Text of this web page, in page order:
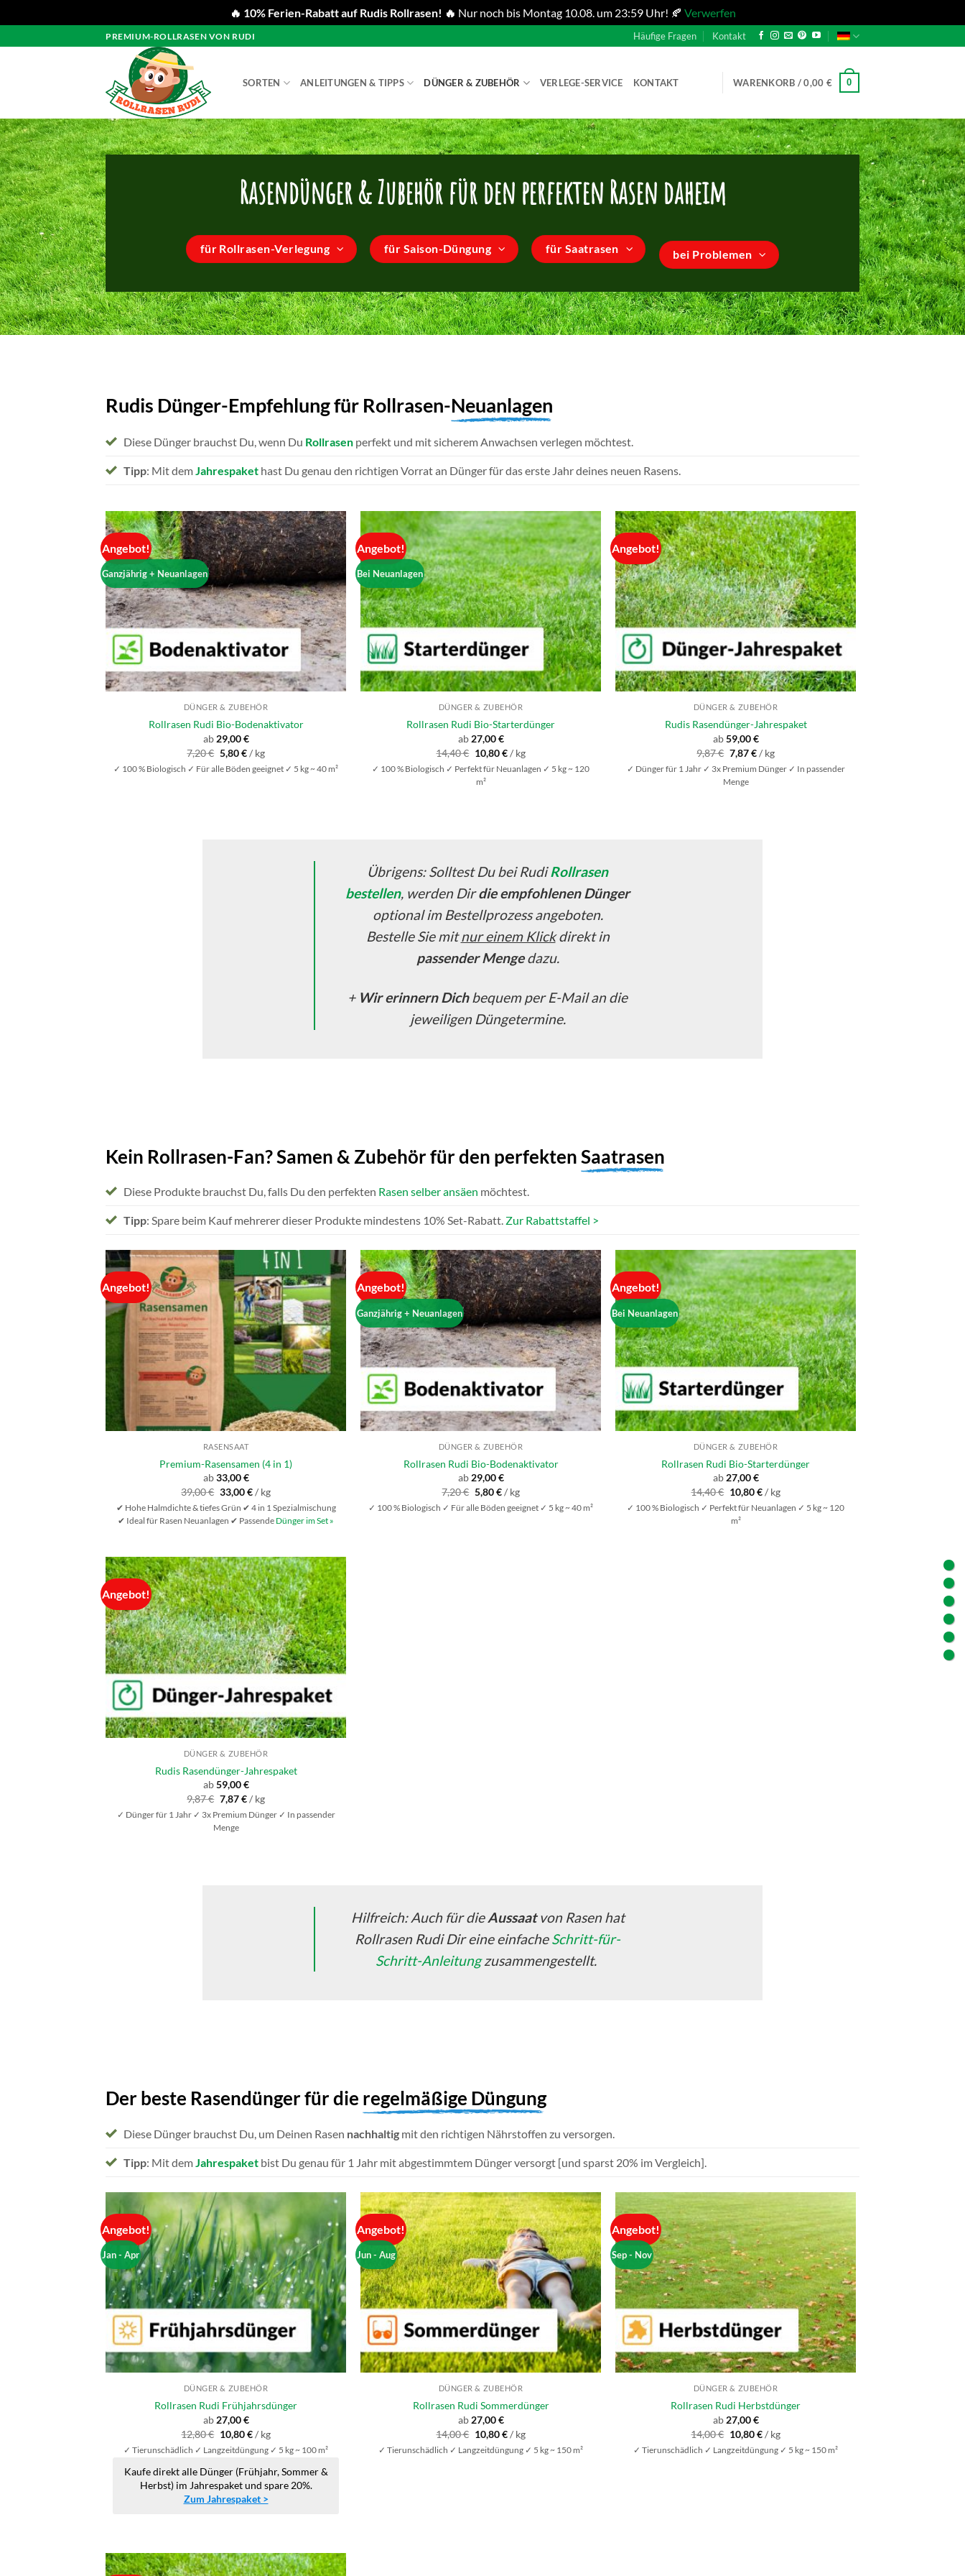
🔥 10% Ferien-Rabatt auf Rudis Rollrasen! 🔥 Nur noch bis Montag 10.08. um 23:59 Uhr! 🍂 Verwerfen
Inhalt
PREMIUM-ROLLRASEN VON RUDI Häufige Fragen Kontakt
SORTEN ANLEITUNGEN & TIPPS DÜNGER & ZUBEHÖR VERLEGE-SERVICE KONTAKT WARENKORB /0,00 € 0
Rasendünger & Zubehör für den perfekten Rasen daheim
für Rollrasen-Verlegung für Saison-Düngung für Saatrasen bei Problemen
Rudis Dünger-Empfehlung für Rollrasen-Neuanlagen
Diese Dünger brauchst Du, wenn Du Rollrasen perfekt und mit sicherem Anwachsen verlegen möchtest.
Tipp: Mit demJahrespaket hast Du genau den richtigen Vorrat an Dünger für das erste Jahr deines neuen Rasens.
Angebot!
Ganzjährig + Neuanlagen
DÜNGER & ZUBEHÖR
Rollrasen Rudi Bio-Bodenaktivator
ab 29,00€
7,20€ Ursprünglicher
Preis
war:
5,80€Aktueller
Preis
ist:
/ kg
✓ 100 % Biologisch ✓ Für alle Böden geeignet ✓ 5 kg ~ 40 m²
Angebot!
Bei Neuanlagen
DÜNGER & ZUBEHÖR
Rollrasen Rudi Bio-Starterdünger
ab 27,00€
14,40€ Ursprünglicher
Preis
war:
14,40 €
10,80€Aktueller
Preis
ist:
/ kg
✓ 100 % Biologisch ✓ Perfekt für Neuanlagen ✓ 5 kg ~ 120
m²
Angebot!
DÜNGER & ZUBEHÖR
Rudis Rasendünger-Jahrespaket
ab59,00€
9,87€ Ursprünglicher
Preis
war:
9,87 €
7,87€Aktueller
Preis
ist:
/ kg
✓ Dünger für 1 Jahr ✓ 3x Premium Dünger ✓ In passender
Menge
Übrigens: Solltest Du bei RudiRollrasen
bestellen, werden Dirdie empfohlenen Dünger
optional im Bestellprozess angeboten.
Bestelle Sie mitnur einem Klickdirekt in
passender Mengedazu.
+ Wir erinnern Dichbequem per E-Mail an die
jeweiligen Düngetermine.
Kein Rollrasen-Fan? Samen & Zubehör für den perfekten Saatrasen
Diese Produkte brauchst Du, falls Du den perfekten Rasen selber ansäen möchtest.
Tipp: Spare beim Kauf mehrerer dieser Produkte mindestens 10% Set-Rabatt. Zur Rabattstaffel >
Angebot!
RASENSAAT
Premium-Rasensamen (4 in 1)
ab33,00€
39,00€ Ursprünglicher
Preis
war:
39,00 €
33,00€Aktueller
Preis
ist:
33,00 €.
/ kg
✔ Hohe Halmdichte & tiefes Grün ✔ 4 in 1 Spezialmischung
✔ Ideal für Rasen Neuanlagen ✔ Passende Dünger im Set »
Angebot!
Ganzjährig + Neuanlagen
DÜNGER & ZUBEHÖR
Rollrasen Rudi Bio-Bodenaktivator
ab 29,00€
7,20€ Ursprünglicher
Preis
war:
5,80€Aktueller
Preis
ist:
/ kg
✓ 100 % Biologisch ✓ Für alle Böden geeignet ✓ 5 kg ~ 40 m²
Angebot!
Bei Neuanlagen
DÜNGER & ZUBEHÖR
Rollrasen Rudi Bio-Starterdünger
ab 27,00€
14,40€ Ursprünglicher
Preis
war:
14,40 €
10,80€Aktueller
Preis
ist:
/ kg
✓ 100 % Biologisch ✓ Perfekt für Neuanlagen ✓ 5 kg ~ 120
m²
Angebot!
DÜNGER & ZUBEHÖR
Rudis Rasendünger-Jahrespaket
ab59,00€
9,87€ Ursprünglicher
Preis
war:
9,87 €
7,87€Aktueller
Preis
ist:
/ kg
✓ Dünger für 1 Jahr ✓ 3x Premium Dünger ✓ In passender
Menge
Hilfreich: Auch für dieAussaatvon Rasen hat
Rollrasen Rudi Dir eine einfacheSchritt-für-
Schritt-Anleitungzusammengestellt.
Der beste Rasendünger für die regelmäßige Düngung
Diese Dünger brauchst Du, um Deinen Rasen nachhaltig mit den richtigen Nährstoffen zu versorgen.
Tipp: Mit demJahrespaket bist Du genau für 1 Jahr mit abgestimmtem Dünger versorgt [und sparst 20% im Vergleich].
Angebot!
Jan - Apr
DÜNGER & ZUBEHÖR
Rollrasen Rudi Frühjahrsdünger
ab 27,00€
12,80€ Ursprünglicher
Preis
war:
10,80€Aktueller
Preis
ist:
/ kg
✓ Tierunschädlich ✓ Langzeitdüngung ✓ 5 kg ~ 100 m²
Kaufe direkt alle Dünger (Frühjahr, Sommer &
Herbst) im Jahrespaket und spare 20%.
Zum Jahrespaket >
Angebot!
Jun - Aug
DÜNGER & ZUBEHÖR
Rollrasen Rudi Sommerdünger
ab 27,00€
14,00€ Ursprünglicher
Preis
war:
10,80€Aktueller
Preis
ist:
/ kg
✓ Tierunschädlich ✓ Langzeitdüngung ✓ 5 kg ~ 150 m²
Angebot!
Sep - Nov
DÜNGER & ZUBEHÖR
Rollrasen Rudi Herbstdünger
ab 27,00€
14,00€ Ursprünglicher
Preis
war:
10,80€Aktueller
Preis
ist:
/ kg
✓ Tierunschädlich ✓ Langzeitdüngung ✓ 5 kg ~ 150 m²